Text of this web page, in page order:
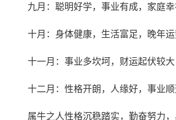
九月：聪明好学，事业有成，家庭幸
十月：身体健康，生活富足，晚年运
十一月：事业多坎坷，财运起伏较大
十二月：性格开朗，人缘好，事业顺
属牛之人性格沉稳踏实，勤奋努力